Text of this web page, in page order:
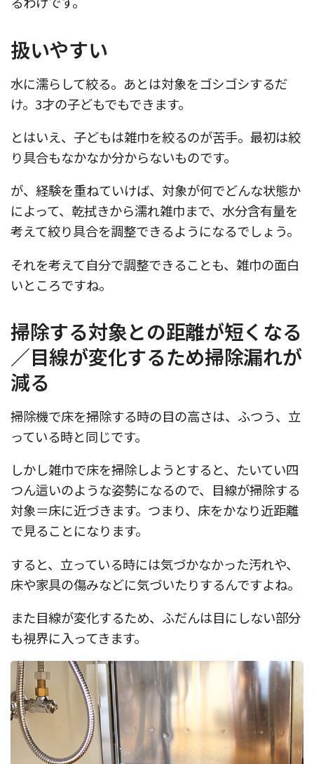
扱いやすい
水に濡らして絞る。あとは対象をゴシゴシするだ
け。3才の子どもでもできます。
とはいえ、子どもは雑巾を絞るのが苦手。最初は絞
り具合もなかなか分からないものです。
が、経験を重ねていけば、対象が何でどんな状態か
によって、乾拭きから濡れ雑巾まで、水分含有量を
考えて絞り具合を調整できるようになるでしょう。
それを考えて自分で調整できることも、雑巾の面白
いところですね。
掃除する対象との距離が短くなる
／目線が変化するため掃除漏れが
減る
掃除機で床を掃除する時の目の高さは、ふつう、立
っている時と同じです。
しかし雑巾で床を掃除しようとすると、たいてい四
つん這いのような姿勢になるので、目線が掃除する
対象＝床に近づきます。つまり、床をかなり近距離
で見ることになります。
すると、立っている時には気づかなかった汚れや、
床や家具の傷みなどに気づいたりするんですよね。
また目線が変化するため、ふだんは目にしない部分
も視界に入ってきます。